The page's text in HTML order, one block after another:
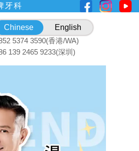
牙科
Chinese
English
5374 3590(香港/WA)
139 2465 9233(深圳)